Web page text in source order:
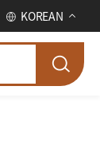
KOREAN